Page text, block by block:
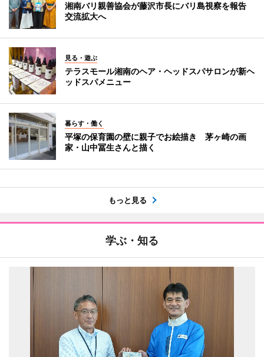
湘南バリ親善協会が藤沢市長にバリ島視察を報告
交流拡大へ
見る・遊ぶ
テラスモール湘南のヘア・ヘッドスパサロンが新ヘ
ッドスパメニュー
暮らす・働く
平塚の保育園の壁に親子でお絵描き 茅ヶ崎の画
家・山中冨生さんと描く
もっと見る
学ぶ・知る